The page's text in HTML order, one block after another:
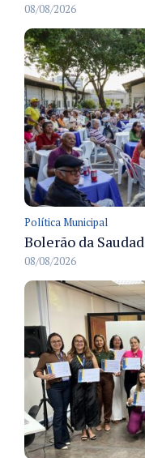
08/08/2026
Política Municipal
08/08/2026